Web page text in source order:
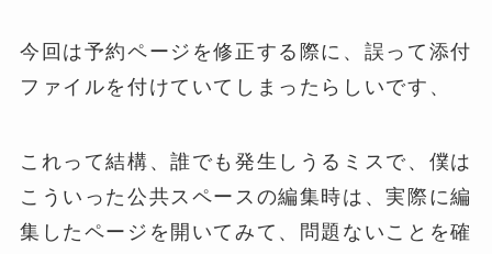
今回は予約ページを修正する際に、誤って添付
ファイルを付けていてしまったらしいです、
これって結構、誰でも発生しうるミスで、僕は
こういった公共スペースの編集時は、実際に編
集したページを開いてみて、問題ないことを確